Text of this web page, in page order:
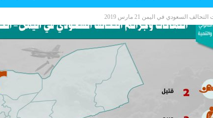
السعودي في اليمن 21 مارس 2019